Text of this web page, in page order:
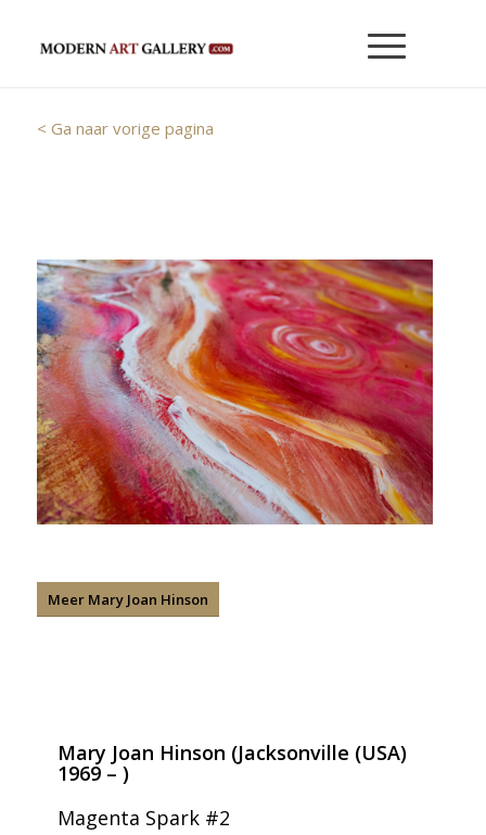
< Ga naar vorige pagina
Meer Mary Joan Hinson
Mary Joan Hinson (Jacksonville (USA)
1969 – )
Magenta Spark #2